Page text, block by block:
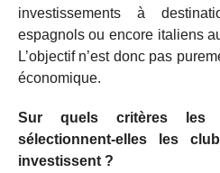
investissements à
espagnols ou encore italiens
L’objectif n’est donc pas
économique.
Sur quels critères les
sélectionnent-elles les
investissent ?